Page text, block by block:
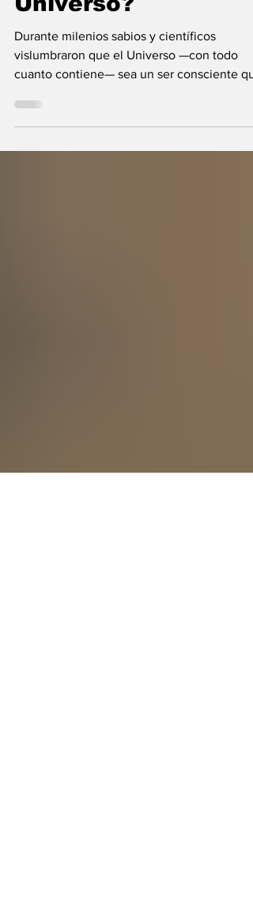
¿Y si el Creador
fuera el propio
Universo?
Durante milenios sabios y científicos
vislumbraron que el Universo —con todo